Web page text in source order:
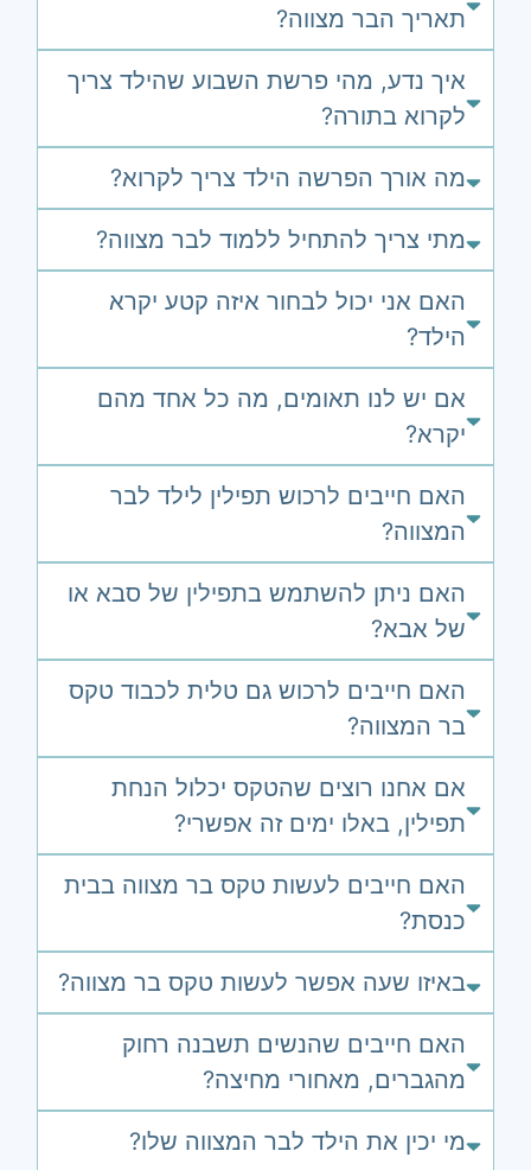
תאריך הבר מצווה?
איך נדע, מהי פרשת השבוע שהילד צריך
לקרוא בתורה?
מה אורך הפרשה הילד צריך לקרוא?
מתי צריך להתחיל ללמוד לבר מצווה?
האם אני יכול לבחור איזה קטע יקרא
הילד?
אם יש לנו תאומים, מה כל אחד מהם
יקרא?
האם חייבים לרכוש תפילין לילד לבר
המצווה?
האם ניתן להשתמש בתפילין של סבא או
של אבא?
האם חייבים לרכוש גם טלית לכבוד טקס
בר המצווה?
אם אחנו רוצים שהטקס יכלול הנחת
תפילין, באלו ימים זה אפשרי?
האם חייבים לעשות טקס בר מצווה בבית
כנסת?
באיזו שעה אפשר לעשות טקס בר מצווה?
האם חייבים שהנשים תשבנה רחוק
מהגברים, מאחורי מחיצה?
מי יכין את הילד לבר המצווה שלו?